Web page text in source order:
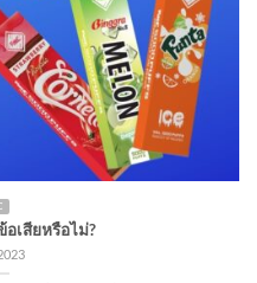
เสียหรือไม่?